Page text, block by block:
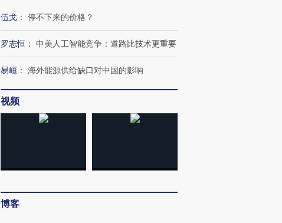
伍戈 ： 停不下来的价格？
罗志恒 ： 中美人工智能竞争：道路比技术更重要
易峘 ： 海外能源供给缺口对中国的影响
视频
博客